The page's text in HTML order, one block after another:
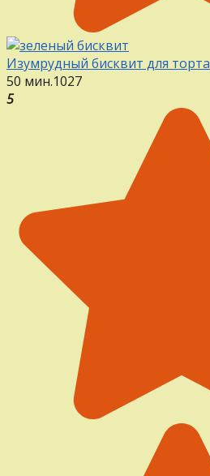
Изумрудный бисквит для торта
50 мин.1027
5